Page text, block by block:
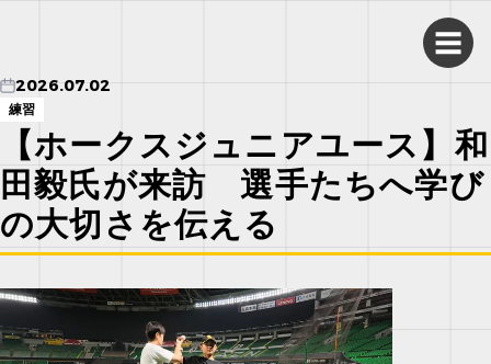
2026.07.02
練習
【ホークスジュニアユース】和
田毅氏が来訪 選手たちへ学び
の大切さを伝える